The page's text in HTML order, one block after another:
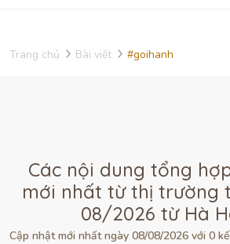
Trang chủ Bài viết #goihanh
Các nội dung tổng
mới nhất từ thị trường
08/2026 từ Hà
Cập nhật mới nhất ngày 08/08/2026 với 0